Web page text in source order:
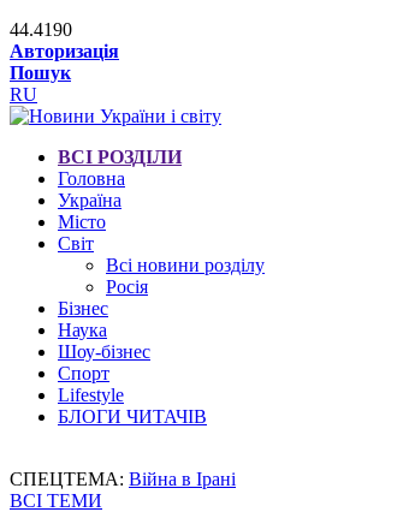
44.4190
Авторизація
Пошук
RU
ВСІ РОЗДІЛИ
Головна
Україна
Місто
Світ
Всі новини розділу
Росія
Бізнес
Наука
Шоу-бізнес
Спорт
Lifestyle
БЛОГИ ЧИТАЧІВ
СПЕЦТЕМА: Війна в Ірані
ВСІ ТЕМИ